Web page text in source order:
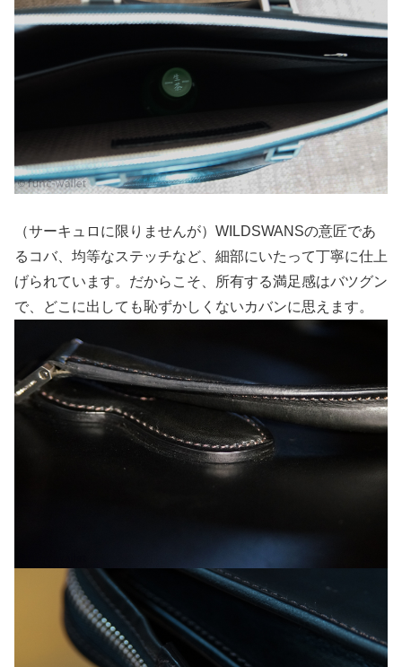
（サーキュロに限りませんが）WILDSWANSの意匠であ
るコバ、均等なステッチなど、細部にいたって丁寧に仕上
げられています。だからこそ、所有する満足感はバツグン
で、どこに出しても恥ずかしくないカバンに思えます。